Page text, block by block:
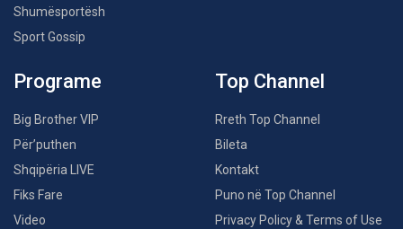
Shumësportësh
Sport Gossip
Programe
Big Brother VIP
Për’puthen
Shqipëria LIVE
Fiks Fare
Video
Top Channel
Rreth Top Channel
Bileta
Kontakt
Puno në Top Channel
Privacy Policy & Terms of Use